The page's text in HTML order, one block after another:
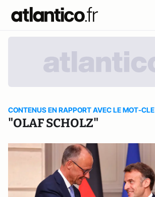
CONTENUS EN RAPPORT AVEC LE MOT-CLE
"OLAF SCHOLZ"